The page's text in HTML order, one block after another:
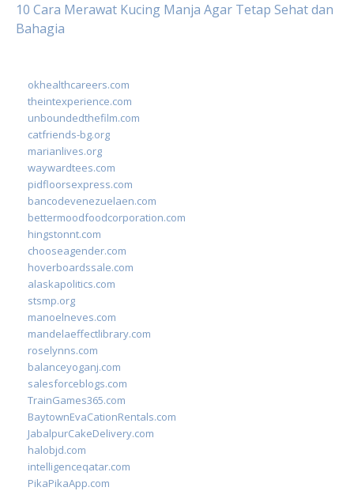
10 Cara Merawat Kucing Manja Agar Tetap Sehat dan
Bahagia
okhealthcareers.com
theintexperience.com
unboundedthefilm.com
catfriends-bg.org
marianlives.org
waywardtees.com
pidfloorsexpress.com
bancodevenezuelaen.com
bettermoodfoodcorporation.com
hingstonnt.com
chooseagender.com
hoverboardssale.com
alaskapolitics.com
stsmp.org
manoelneves.com
mandelaeffectlibrary.com
roselynns.com
balanceyoganj.com
salesforceblogs.com
TrainGames365.com
BaytownEvaCationRentals.com
JabalpurCakeDelivery.com
halobjd.com
intelligenceqatar.com
PikaPikaApp.com